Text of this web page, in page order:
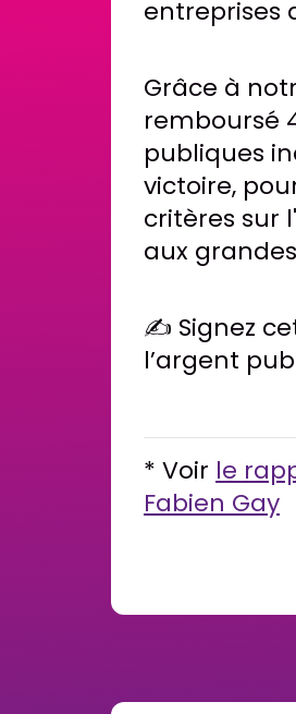
entreprises
Grâce à
remboursé
publiques
victoire,
critères sur
aux
✍️ Signez
l’argent
* Voir le
Fabien Gay